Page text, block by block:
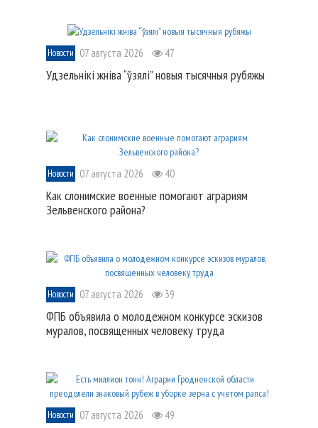
Новости 07 августа 2026 47
Удзельнікі жніва “ўзялі” новыя тысячныя рубяжы
Новости 07 августа 2026 40
Как слонимские военные помогают аграриям
Зельвенского района?
Новости 07 августа 2026 39
ФПБ объявила о молодежном конкурсе эскизов
муралов, посвященных человеку труда
Новости 07 августа 2026 49